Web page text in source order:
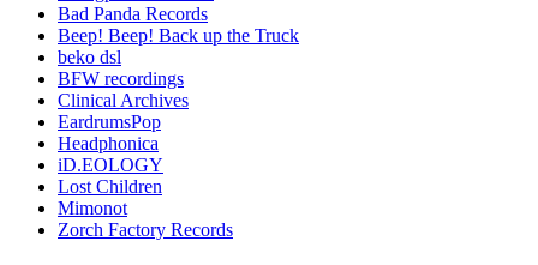
Bad Panda Records
Beep! Beep! Back up the Truck
beko dsl
BFW recordings
Clinical Archives
EardrumsPop
Headphonica
iD.EOLOGY
Lost Children
Mimonot
Zorch Factory Records